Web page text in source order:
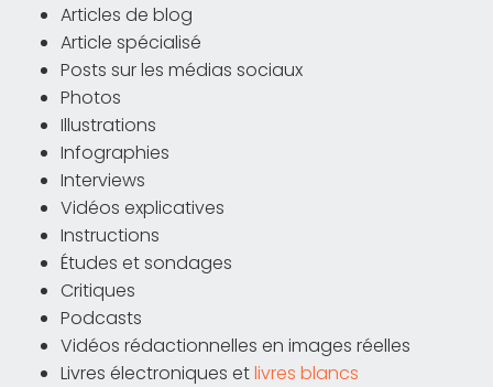
Articles de blog
Article spécialisé
Posts sur les médias sociaux
Photos
Illustrations
Infographies
Interviews
Vidéos explicatives
Instructions
Études et sondages
Critiques
Podcasts
Vidéos rédactionnelles en images réelles
Livres électroniques etlivres blancs